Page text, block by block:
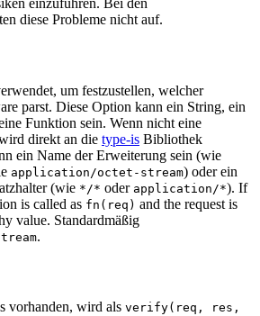
einzuführen. Bei den
diese Probleme nicht auf.
um festzustellen, welcher
parst. Diese Option kann ein String, ein
Funktion sein. Wenn nicht eine
direkt an die type-is Bibliothek
ein Name der Erweiterung sein (wie
application/octet-stream) oder ein
(wie */* oder application/*). If
is called as fn(req) and the request is
value. Standardmäßig
.
vorhanden, wird als verify(req, res,